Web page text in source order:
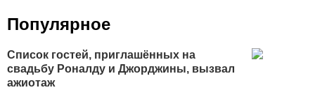
Популярное
Список гостей, приглашённых на
свадьбу Роналду и Джорджины, вызвал
ажиотаж